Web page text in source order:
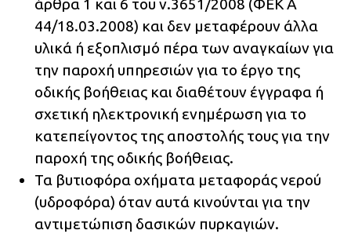
άρθρα 1 και 6 του ν.3651/2008 (ΦΕΚ Α
44/18.03.2008) και δεν μεταφέρουν άλλα
υλικά ή εξοπλισμό πέρα των αναγκαίων για
την παροχή υπηρεσιών για το έργο της
οδικής βοήθειας και διαθέτουν έγγραφα ή
σχετική ηλεκτρονική ενημέρωση για το
κατεπείγοντος της αποστολής τους για την
παροχή της οδικής βοήθειας.
Τα βυτιοφόρα οχήματα μεταφοράς νερού
(υδροφόρα) όταν αυτά κινούνται για την
αντιμετώπιση δασικών πυρκαγιών.